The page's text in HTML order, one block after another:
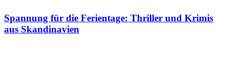
Spannung für die Ferientage: Thriller und Krimis
aus Skandinavien